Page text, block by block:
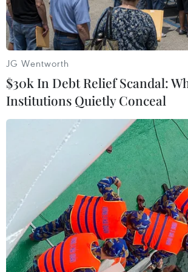
Tổng thống Nga Vladimir Putin và Thủ
Merkel. (Nguồn: Reuters)
Ngày 16/1, Ngoại trưởng Nga
biết Tổng thống Nga Vladimir
tướng Đức Angela Merkel ngày
đàm để thảo luận tình hình
Theo ông Lavrov, các nhà lãnh
JG Wentworth
$30k In Debt Relief Scandal:
Institutions Quietly Conceal